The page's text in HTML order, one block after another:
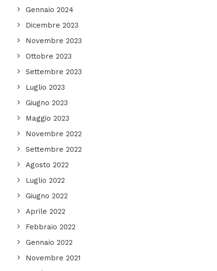
Gennaio 2024
Dicembre 2023
Novembre 2023
Ottobre 2023
Settembre 2023
Luglio 2023
Giugno 2023
Maggio 2023
Novembre 2022
Settembre 2022
Agosto 2022
Luglio 2022
Giugno 2022
Aprile 2022
Febbraio 2022
Gennaio 2022
Novembre 2021